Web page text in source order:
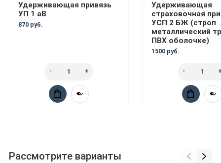
Удерживающая привязь
УП 1 аВ
870 руб.
Удерживающая
страховочная
УСП 2 БЖ (строп
металлический
ПВХ оболочке)
1500 руб.
Рассмотрите варианты